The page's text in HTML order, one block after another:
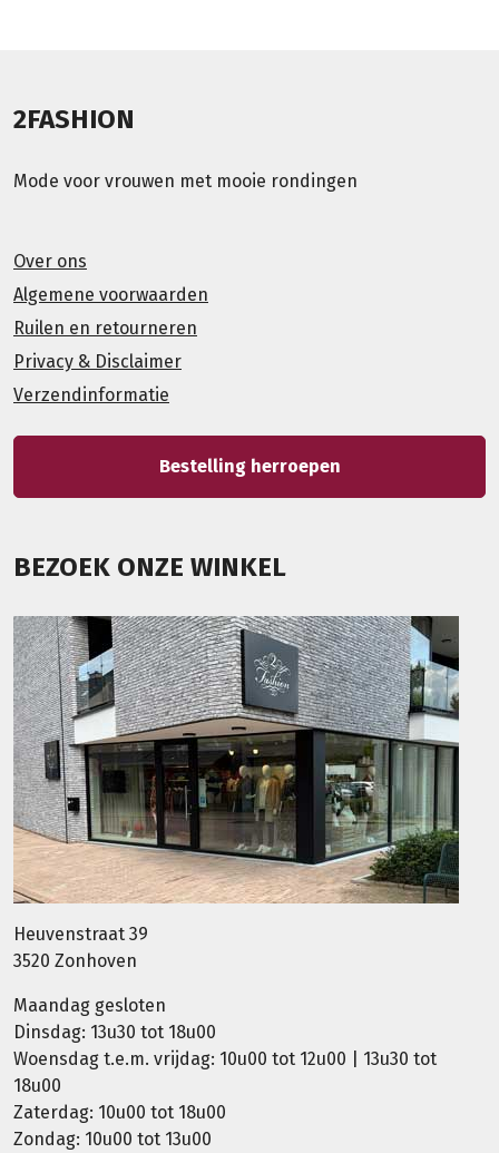
2FASHION
Mode voor vrouwen met mooie rondingen
Over ons
Algemene voorwaarden
Ruilen en retourneren
Privacy & Disclaimer
Verzendinformatie
Bestelling herroepen
BEZOEK ONZE WINKEL
Heuvenstraat 39
3520 Zonhoven
Maandag gesloten
Dinsdag: 13u30 tot 18u00
Woensdag t.e.m. vrijdag: 10u00 tot 12u00 | 13u30 tot
18u00
Zaterdag: 10u00 tot 18u00
Zondag: 10u00 tot 13u00